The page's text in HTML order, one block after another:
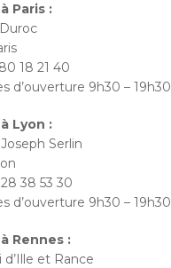
Paris :
18 21 40
d’ouverture 9h30 – 19h30
Lyon :
Serlin
38 53 30
d’ouverture 9h30 – 19h30
Rennes :
d’Ille et Rance